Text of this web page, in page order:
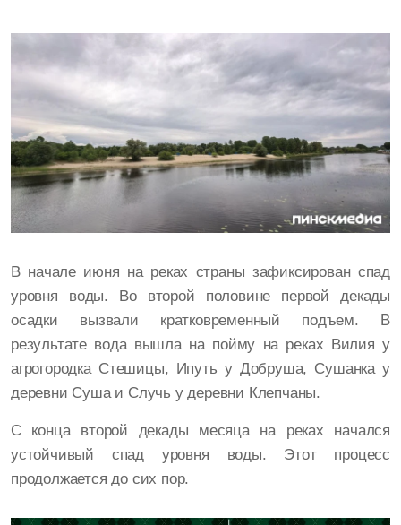
В начале июня на реках страны зафиксирован спад
уровня воды. Во второй половине первой декады
осадки вызвали кратковременный подъем. В
результате вода вышла на пойму на реках Вилия у
агрогородка Стешицы, Ипуть у Добруша, Сушанка у
деревни Суша и Случь у деревни Клепчаны.
С конца второй декады месяца на реках начался
устойчивый спад уровня воды. Этот процесс
продолжается до сих пор.